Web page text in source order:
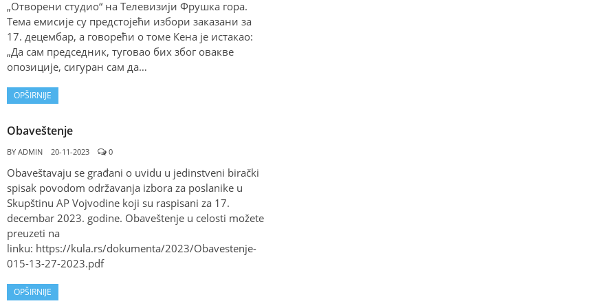
„Отворени студио“ на Телевизији Фрушка гора.
Тема емисије су предстојећи избори заказани за
17. децембар, а говорећи о томе Кена је истакао:
„Да сам председник, туговао бих због овакве
опозиције, сигуран сам да…
OPŠIRNIJE
Obaveštenje
BY ADMIN 20-11-2023 0
Obaveštavaju se građani o uvidu u jedinstveni birački
spisak povodom održavanja izbora za poslanike u
Skupštinu AP Vojvodine koji su raspisani za 17.
decembar 2023. godine. Obaveštenje u celosti možete
preuzeti na
linku: https://kula.rs/dokumenta/2023/Obavestenje-
015-13-27-2023.pdf
OPŠIRNIJE